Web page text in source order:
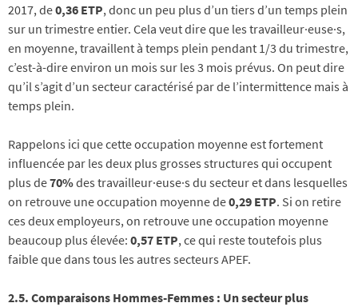
2017, de0,36 ETP, donc un peu plus d’un tiers d’un temps plein
sur un trimestre entier. Cela veut dire que les travailleur·euse·s,
en moyenne, travaillent à temps plein pendant 1/3 du trimestre,
c’est-à-dire environ un mois sur les 3 mois prévus. On peut dire
qu’il s’agit d’un secteur caractérisé par de l’intermittence mais à
temps plein.
Rappelons ici que cette occupation moyenne est fortement
influencée par les deux plus grosses structures qui occupent
plus de70%des travailleur·euse·s du secteur et dans lesquelles
on retrouve une occupation moyenne de0,29 ETP. Si on retire
ces deux employeurs, on retrouve une occupation moyenne
beaucoup plus élevée: 0,57 ETP, ce qui reste toutefois plus
faible que dans tous les autres secteurs APEF.
2.5. Comparaisons Hommes-Femmes : Un secteur plus